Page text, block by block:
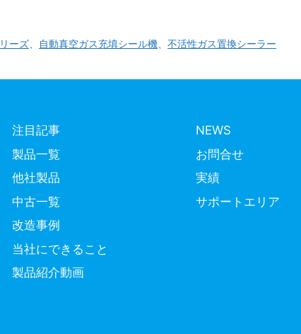
ーズ 自動真空ガス充填シール機 、不活性ガス置換シーラー
注目記事
製品一覧
他社製品
中古一覧
改造事例
当社にできること
製品紹介動画
NEWS
お問合せ
実績
サポートエリア